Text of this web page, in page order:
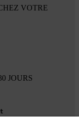
VOTRE
JOURS